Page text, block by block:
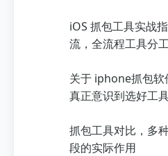
iOS 抓包工具实战
流，全流程工具分
关于 iphone抓包软
真正意识到选好工
抓包工具对比，多
段的实际作用